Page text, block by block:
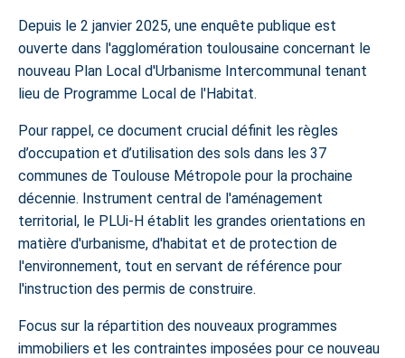
Depuis le 2 janvier 2025, une enquête publique est
ouverte dans l'agglomération toulousaine concernant le
nouveau Plan Local d'Urbanisme Intercommunal tenant
lieu de Programme Local de l'Habitat.
Pour rappel, ce document crucial définit les règles
d’occupation et d’utilisation des sols dans les 37
communes de Toulouse Métropole pour la prochaine
décennie. Instrument central de l'aménagement
territorial, le PLUi-H établit les grandes orientations en
matière d'urbanisme, d'habitat et de protection de
l'environnement, tout en servant de référence pour
l'instruction des permis de construire.
Focus sur la répartition des nouveaux programmes
immobiliers et les contraintes imposées pour ce nouveau